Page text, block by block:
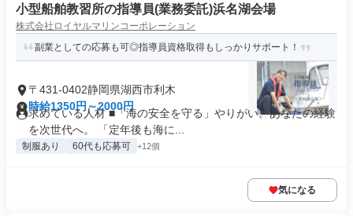
小型船舶教習所の指導員(業務委託)浜名湖会場
株式会社ロイヤルマリンコーポレーション
副業としての応募も可◎指導員資格取得もしっかりサポート！
〒431-0402静岡県湖西市利木
時給1350円～2000円
求めている人材 ■「海の安全を守る」やりがい。あなたの経験
を次世代へ。 「定年後も海に...
制服あり 60代も応募可 +12個
気になる